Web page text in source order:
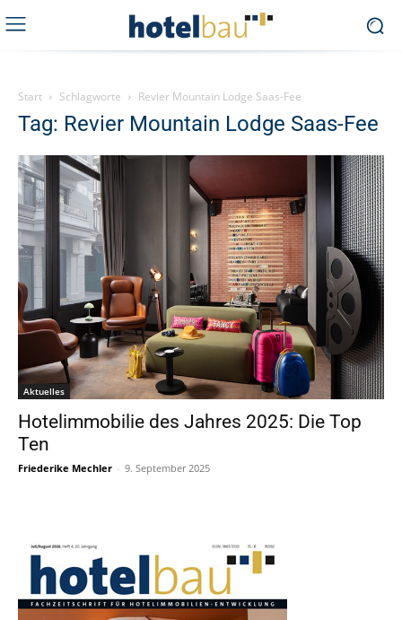
Start Schlagworte Revier Mountain Lodge Saas-Fee
Tag: Revier Mountain Lodge Saas-Fee
Aktuelles
Hotelimmobilie des Jahres 2025: Die Top
Ten
Friederike Mechler - 9. September 2025